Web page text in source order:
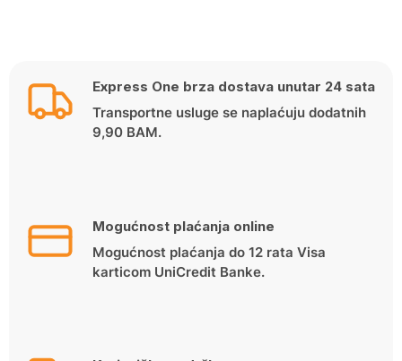
Express One brza dostava unutar 24 sata
Transportne usluge se naplaćuju dodatnih
9,90 BAM.
Mogućnost plaćanja online
Mogućnost plaćanja do 12 rata Visa
karticom UniCredit Banke.